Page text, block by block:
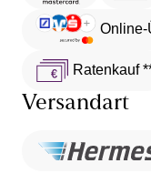
Online-
Ratenkauf
Versandart